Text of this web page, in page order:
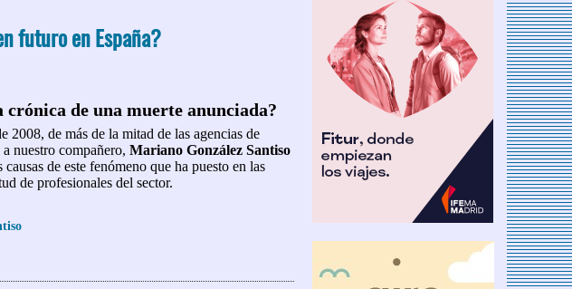
futuro en España?
crónica de una muerte anunciada?
2008, de más de la mitad de las agencias de
nuestro compañero, Mariano González Santiso
de este fenómeno que ha puesto en las
de profesionales del sector.